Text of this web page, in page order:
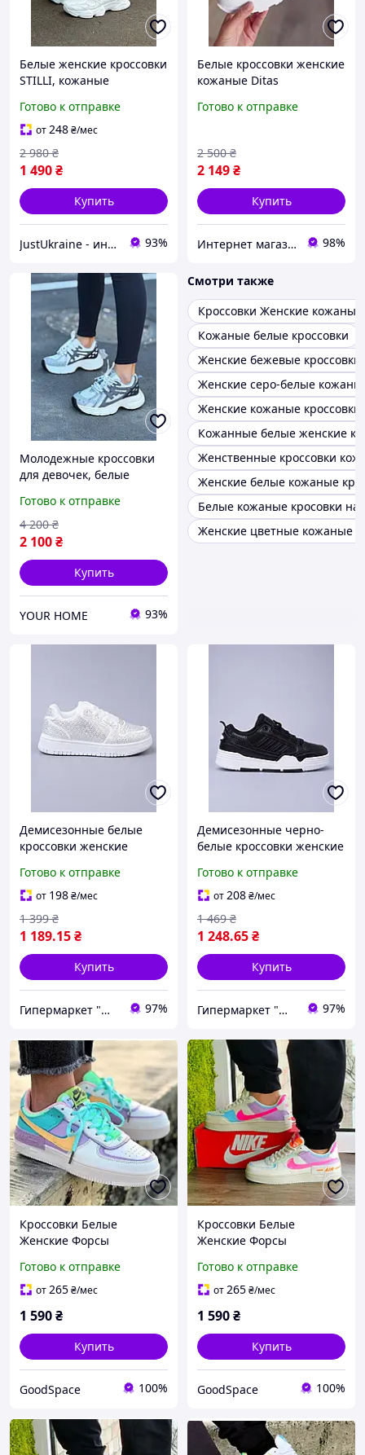
Белые женские кроссовки
STILLI, кожаные
кроссовки, молодежные
кроссовки для девушки
Готово к отправке
от248₴/мес
1 490₴
2 980 ₴
Купить
JustUkraine - интернет магазин мужской и женской обуви 93%
Белые кроссовки женские
кожаные Ditas
Готово к отправке
2 149₴
2 500 ₴
Купить
Интернет магазин спортивной обуви Shoes-Factory 98%
Молодежные кроссовки
для девочек, белые
кроссовки, демисезонная
кожаная обувь для
девушек
Готово к отправке
2 100₴
4 200 ₴
Купить
YOUR HOME 93%
Смотри также
Кроссовки Женские
Кожаные белые кроссовки
Женские бежевые кроссовки
Женские серо-белые
Женские кожаные кроссовки
Кожанные белые женские
Женственные кроссовки
Женские белые кожаные
Белые кожаные кросовки на
Женские цветные кожаные
Демисезонные белые
кроссовки женские
(B26125-1)
Готово к отправке
от 198₴/мес
1 189.15₴
1 399 ₴
Купить
Гипермаркет "Материк" 97%
Демисезонные черно-
белые кроссовки женские
Готово к отправке
от208₴/мес
1 248.65₴
1 469 ₴
Купить
Гипермаркет "Материк" 97%
Кроссовки Белые
Женские Форсы
розмірів в описі)
Готово к отправке
от265₴/мес
1 590₴
Купить
GoodSpace 100%
Кроссовки Белые
Женские Форсы
розмірів в описі)
Готово к отправке
от265₴/мес
1 590₴
Купить
GoodSpace 100%